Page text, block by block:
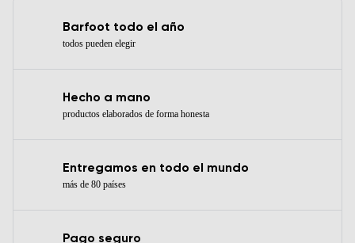
Barfoot todo el año
todos pueden elegir
Hecho a mano
productos elaborados de forma honesta
Entregamos en todo el mundo
más de 80 países
Pago seguro